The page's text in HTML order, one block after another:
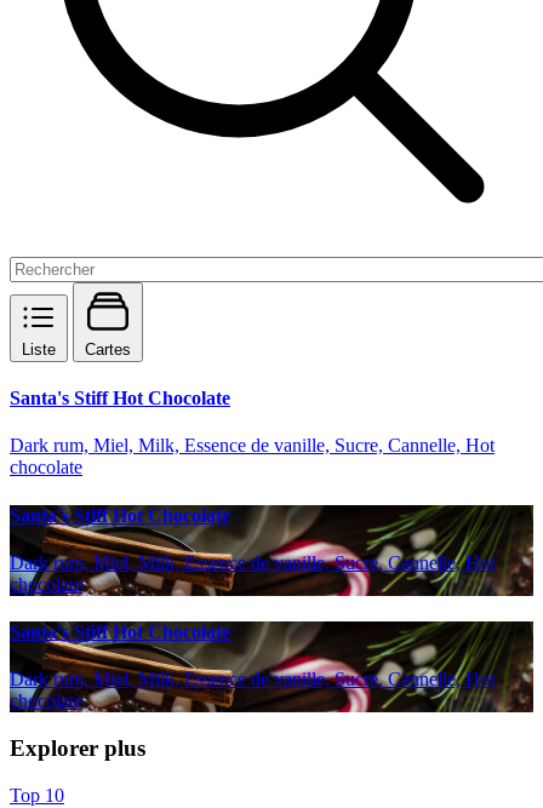
Liste Cartes
Santa's Stiff Hot Chocolate
Dark rum, Miel, Milk, Essence de vanille, Sucre, Cannelle, Hot
chocolate
Santa's Stiff Hot Chocolate
Dark rum, Miel, Milk, Essence de vanille, Sucre, Cannelle, Hot
chocolate
Santa's Stiff Hot Chocolate
Dark rum, Miel, Milk, Essence de vanille, Sucre, Cannelle, Hot
chocolate
Explorer plus
Top 10